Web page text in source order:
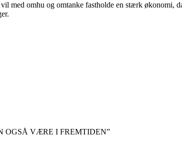
med omhu og omtanke fastholde en stærk
OGSÅ VÆRE I FREMTIDEN”